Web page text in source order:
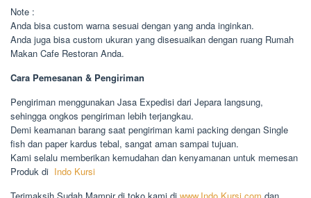
Note :
Anda bisa custom warna sesuai dengan yang anda inginkan.
Anda juga bisa custom ukuran yang disesuaikan dengan ruang Rumah
Makan Cafe Restoran Anda.
Cara Pemesanan & Pengiriman
Pengiriman menggunakan Jasa Expedisi dari Jepara langsung,
sehingga ongkos pengiriman lebih terjangkau.
Demi keamanan barang saat pengiriman kami packing dengan Single
fish dan paper kardus tebal, sangat aman sampai tujuan.
Kami selalu memberikan kemudahan dan kenyamanan untuk memesan
Produk di Indo Kursi